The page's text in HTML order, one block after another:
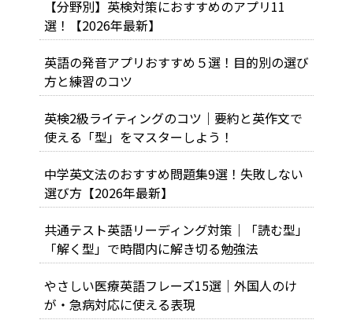
【分野別】英検対策におすすめのアプリ11
選！【2026年最新】
英語の発音アプリおすすめ５選！目的別の選び
方と練習のコツ
英検2級ライティングのコツ｜要約と英作文で
使える「型」をマスターしよう！
中学英文法のおすすめ問題集9選！失敗しない
選び方【2026年最新】
共通テスト英語リーディング対策｜「読む型」
「解く型」で時間内に解き切る勉強法
やさしい医療英語フレーズ15選｜外国人のけ
が・急病対応に使える表現